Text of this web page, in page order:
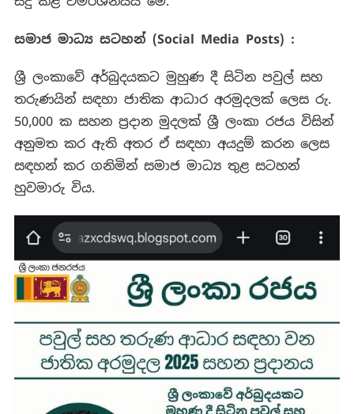
සමාජ මාධ් සටහන්(Social Media Posts) :
ශ්‍රී ලංකාවේ අර්බුදයකට මුහුණ දී සිටින පවුල් සහ
තරුණයින් සඳහා ජාතික ආධාර අරමුදලක් ලෙස රු.
50,000 ක සහන ප්‍රදාන මුදලක් ශ්‍රී ලංකා රජය විසින්
අනුමත කර ඇති අතර ඒ සඳහා අයදුම් කරන ලෙස
සඳහන් කර ගනිමින් සමාජ මාධ්‍ය තුළ සටහන්
හුවමාරු විය.